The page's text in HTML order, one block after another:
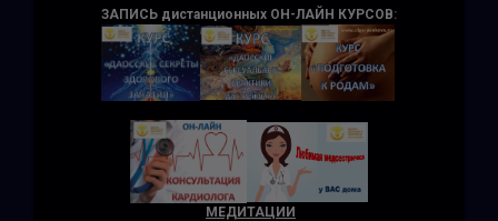
ЗАПИСЬ дистанционных ОН-ЛАЙН КУРСОВ:
МЕДИТАЦИИ